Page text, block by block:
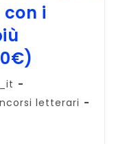
i
letterari